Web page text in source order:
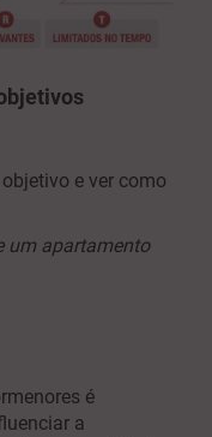
e ver como
um apartamento
é
a